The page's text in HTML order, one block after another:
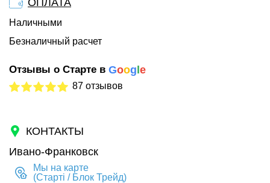
Наличными
Безналичный расчет
Отзывы о Старте в Goog e
87 отзывов
КОНТАКТЫ
Ивано-Франковск
Мы на карте
(Старті / Блок Трейд)